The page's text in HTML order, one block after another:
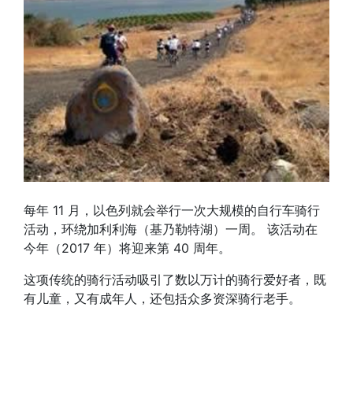
每年 11 月，以色列就会举行一次大规模的自行车骑行
活动，环绕加利利海（基乃勒特湖）一周。 该活动在
今年（2017 年）将迎来第 40 周年。
这项传统的骑行活动吸引了数以万计的骑行爱好者，既
有儿童，又有成年人，还包括众多资深骑行老手。